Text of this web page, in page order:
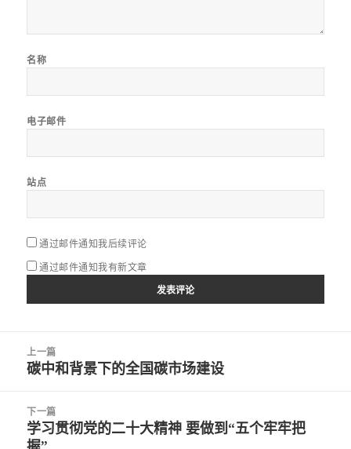
名称
电子邮件
站点
通过邮件通知我后续评论
通过邮件通知我有新文章
上一篇
上
文
章：
碳中和背景下的全国碳市场建设
下一篇
下
学习贯彻党的二十大精神 要做到“五个牢牢把